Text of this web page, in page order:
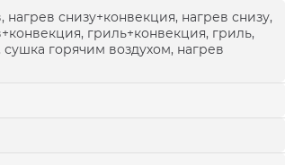
нагрев снизу+конвекция, нагрев снизу,
гриль+конвекция, гриль,
горячим воздухом, нагрев